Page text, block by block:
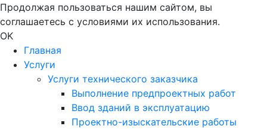
Продолжая пользоваться нашим сайтом, вы
соглашаетесь с условиями их использования.
OK
Главная
Услуги
Услуги технического заказчика
Выполнение предпроектных работ
Ввод зданий в эксплуатацию
Проектно-изыскательские работы